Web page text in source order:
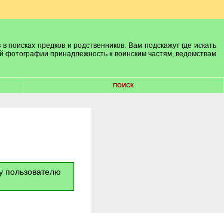
предков и родственников. Вам подскажут где искать
фотографии принадлежность к воинским частям, ведомствам
ПОИСК
пользователю